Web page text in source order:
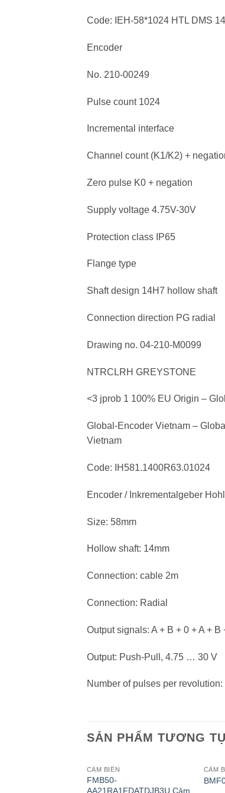
Code: IEH-58*1024 HTL DMS
Encoder
No. 210-00249
Pulse count 1024
Incremental interface
Channel count (K1/K2) +
Zero pulse K0 + negation
Supply voltage 4.75V-30V
Protection class IP65
Flange type
Shaft design 14H7 hollow shaft
Connection direction PG radial
Drawing no. 04-210-M0099
NTRCLRH GREYSTONE
<3 jprob 1 100% EU Origin –
Global-Encoder Vietnam –
Vietnam
Code: IH581.1400R63.01024
Encoder / Inkrementalgeber
Size: 58mm
Hollow shaft: 14mm
Connection: cable 2m
Connection: Radial
Output signals: A + B + 0 + A + B
Output: Push-Pull, 4.75 … 30 V
Number of pulses per revolution:
SẢN PHẨM TƯƠNG
CẢM BIẾN
FMB50-
AA21RA1FDATDJB3U Cảm
CẢM